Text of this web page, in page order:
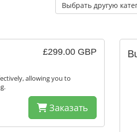
Выбрать другую
£299.00 GBP
allowing you to
Заказать